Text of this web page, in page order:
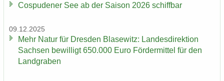
Cos­pu­de­ner See ab der Sai­son 2026 schiff­bar
09.12.2025
Mehr Natur für Dres­den Bla­se­witz: Lan­des­di­rek­ti­on
Sach­sen be­wil­ligt 650.000 Euro För­der­mit­tel für den
Land­gra­ben